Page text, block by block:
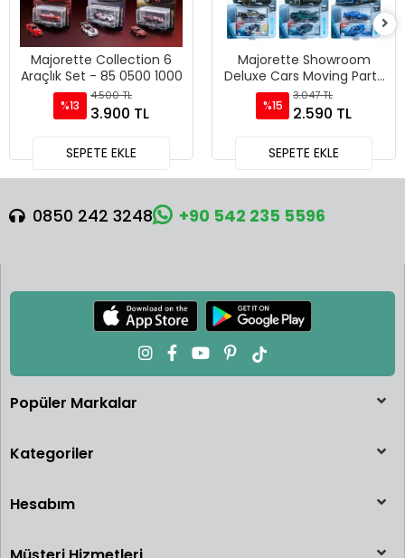
Majorette Collection 6
Araçlık Set - 85 0500 1000
%13
4.500 TL
3.900 TL
SEPETE EKLE
Majorette Showroom
Deluxe Cars Moving Parts
6 Araçlık Set - Pur Sport
%15
3.047 TL
2.590 TL
SEPETE EKLE
0850 242 3248 +90 542 235 5596
Popüler Markalar
Kategoriler
Hesabım